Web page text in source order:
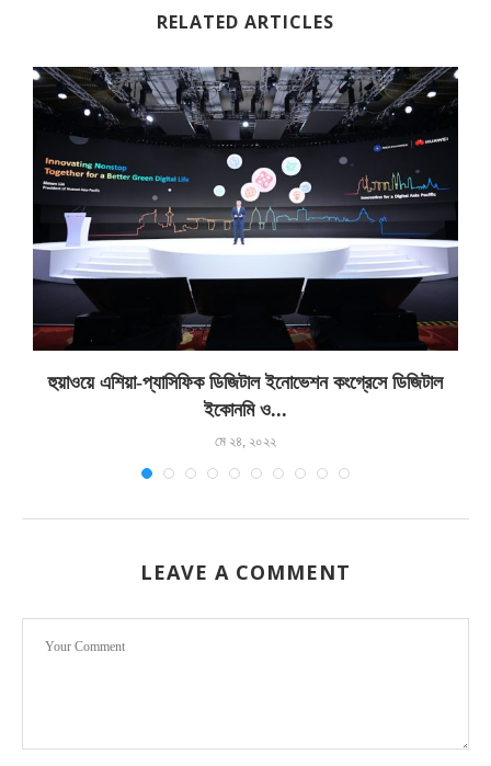
RELATED ARTICLES
হুয়াওয়ে এশিয়া-প্যাসিফিক ডিজিটাল ইনোভেশন কংগ্রেসে ডিজিটাল
ইকোনমি ও...
মে ২৪, ২০২২
LEAVE A COMMENT